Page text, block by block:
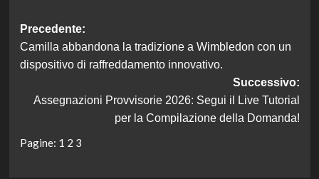
Navigazione
articolo
Precedente:
Camilla abbandona la tradizione a Wimbledon con un
dispositivo di raffreddamento innovativo.
Successivo:
Assegnazioni Provvisorie 2026: Segui il Live Tutorial
per la Compilazione della Domanda!
Pagine: 1 2 3